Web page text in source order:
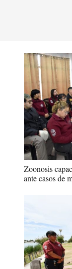
Zoonosis
ante casos de